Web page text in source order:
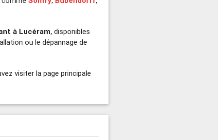
à Lucéram, disponibles
ou le dépannage de
visiter la page principale